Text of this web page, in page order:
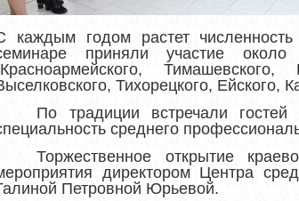
каждым годом растет
приняли участие
Тимашевского,
Тихорецкого, Ейского,
По традиции встречали
среднего
Торжественное открытие
директором Центра
Петровной Юрьевой.